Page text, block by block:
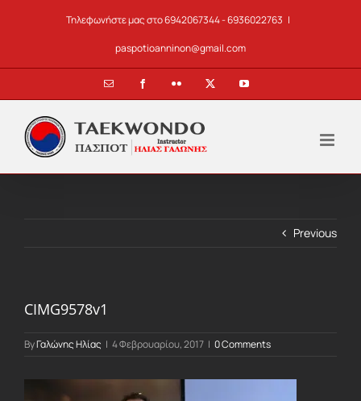
Τηλεφωνήστε μας στο 6942067344 - 6936022763 |
paspotioanninon@gmail.com
Email FacebookFlickr YouTube
Previous
CIMG9578v1
ByΓαλώνης Ηλίας | 4 Φεβρουαρίου, 2017 | 0 Comments